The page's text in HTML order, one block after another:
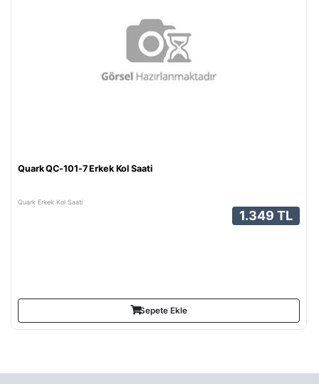
Quark QC-101-7 Erkek Kol Saati
Quark Erkek Kol Saati
1.349 TL
Sepete Ekle